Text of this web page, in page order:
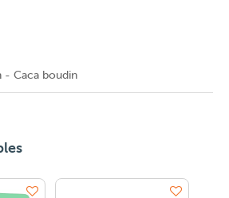
- Caca boudin